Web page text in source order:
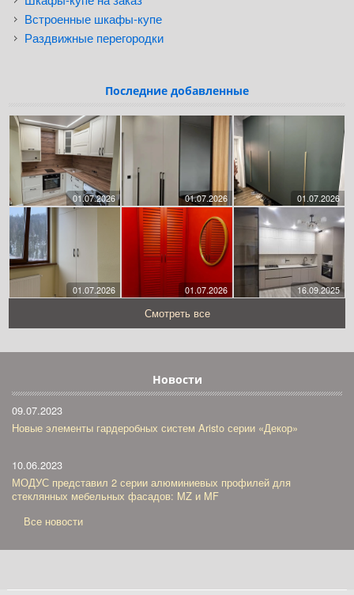
Встроенные шкафы-купе
Раздвижные перегородки
Последние добавленные
01.07.2026 01.07.2026 01.07.2026
01.07.2026 01.07.2026 16.09.2025
Смотреть все
Новости
09.07.2023
Новые элементы гардеробных систем Aristo серии «Декор»
10.06.2023
МОДУС представил 2 серии алюминиевых профилей для
стеклянных мебельных фасадов: MZ и MF
Все новости